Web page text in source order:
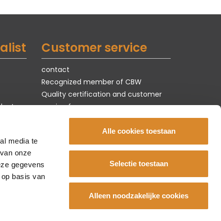
media te
onze
gegevens
basis van
Alle cookies toestaan
Selectie toestaan
Alleen noodzakelijke cookies
Customer service
contact
Recognized member of CBW
Quality certification and customer
service form
Terms of use & privacy